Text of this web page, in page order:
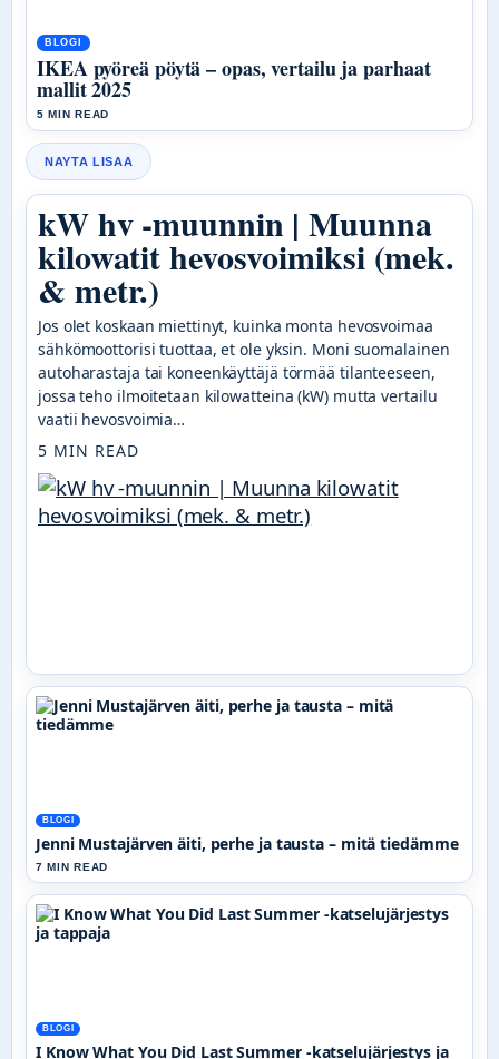
BLOGI
IKEA pyöreä pöytä – opas, vertailu ja parhaat
mallit 2025
5 MIN READ
NAYTA LISAA
kW hv -muunnin | Muunna
kilowatit hevosvoimiksi (mek.
& metr.)
Jos olet koskaan miettinyt, kuinka monta hevosvoimaa
sähkömoottorisi tuottaa, et ole yksin. Moni suomalainen
autoharastaja tai koneenkäyttäjä törmää tilanteeseen,
jossa teho ilmoitetaan kilowatteina (kW) mutta vertailu
vaatii hevosvoimia…
5 MIN READ
BLOGI
Jenni Mustajärven äiti, perhe ja tausta – mitä tiedämme
7 MIN READ
BLOGI
I Know What You Did Last Summer -katselujärjestys ja